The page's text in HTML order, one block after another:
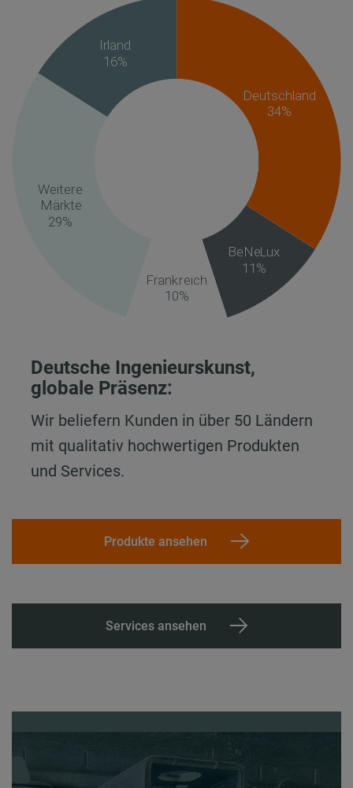
Deutsche Ingenieurskunst,
globale Präsenz:
Wir beliefern Kunden in über 50 Ländern
mit qualitativ hochwertigen Produkten
und Services.
Produkte ansehen
Services ansehen